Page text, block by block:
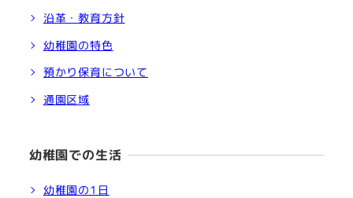
沿革・教育方針
幼稚園の特色
預かり保育について
通園区域
幼稚園での生活
幼稚園の1日